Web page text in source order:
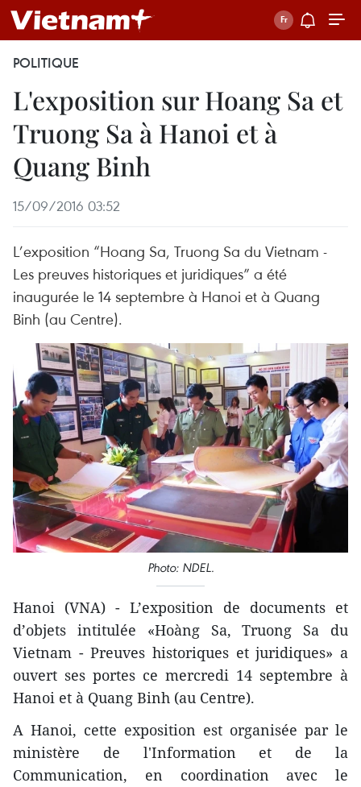
POLITIQUE
L'exposition sur Hoang Sa et
Truong Sa à Hanoi et à
Quang Binh
15/09/2016 03:52
L’exposition “Hoang Sa, Truong Sa du Vietnam -
Les preuves historiques et juridiques” a été
inaugurée le 14 septembre à Hanoi et à Quang
Binh (au Centre).
Photo: NDEL.
Hanoi (VNA) - L’exposition de documents et
d’objets intitulée «Hoàng Sa, Truong Sa du
Vietnam - Preuves historiques et juridiques» a
ouvert ses portes ce mercredi 14 septembre à
Hanoi et à Quang Binh (au Centre).
A Hanoi, cette exposition est organisée par le
ministère de l'Information et de la
Communication, en coordination avec le